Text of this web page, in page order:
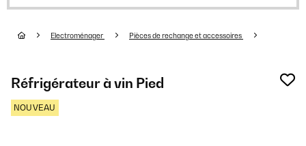
Electroménager Pièces de rechange et accessoires
Réfrigérateur à vin Pied
NOUVEAU